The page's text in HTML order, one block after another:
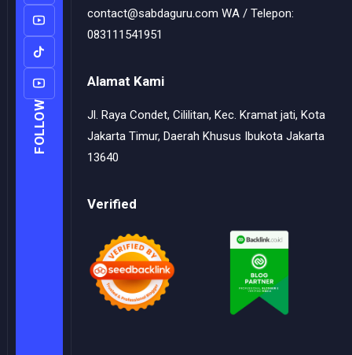
FOLLOW
contact@sabdaguru.com WA / Telepon:
083111541951
Alamat Kami
Jl. Raya Condet, Cililitan, Kec. Kramat jati, Kota
Jakarta Timur, Daerah Khusus Ibukota Jakarta
13640
Verified